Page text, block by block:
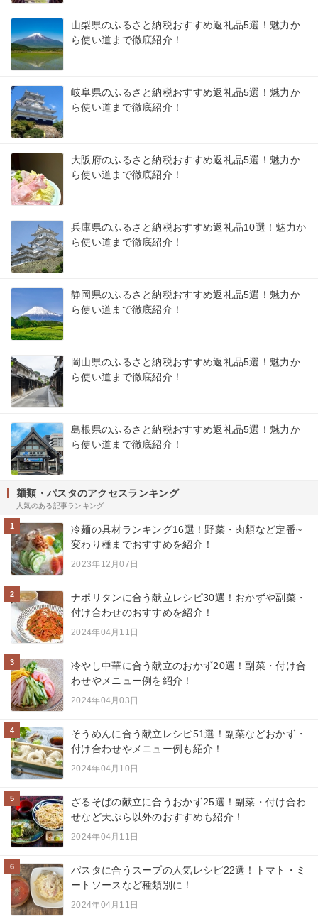
山梨県のふるさと納税おすすめ返礼品5選！魅力か
ら使い道まで徹底紹介！
岐阜県のふるさと納税おすすめ返礼品5選！魅力か
ら使い道まで徹底紹介！
大阪府のふるさと納税おすすめ返礼品5選！魅力か
ら使い道まで徹底紹介！
兵庫県のふるさと納税おすすめ返礼品10選！魅力か
ら使い道まで徹底紹介！
静岡県のふるさと納税おすすめ返礼品5選！魅力か
ら使い道まで徹底紹介！
岡山県のふるさと納税おすすめ返礼品5選！魅力か
ら使い道まで徹底紹介！
島根県のふるさと納税おすすめ返礼品5選！魅力か
ら使い道まで徹底紹介！
麺類・パスタのアクセスランキング
人気のある記事ランキング
1
冷麺の具材ランキング16選！野菜・肉類など定番~
変わり種までおすすめを紹介！
2023年12月07日
2
ナポリタンに合う献立レシピ30選！おかずや副菜・
付け合わせのおすすめを紹介！
2024年04月11日
3
冷やし中華に合う献立のおかず20選！副菜・付け合
わせやメニュー例を紹介！
2024年04月03日
4
そうめんに合う献立レシピ51選！副菜などおかず・
付け合わせやメニュー例も紹介！
2024年04月10日
5
ざるそばの献立に合うおかず25選！副菜・付け合わ
せなど天ぷら以外のおすすめも紹介！
2024年04月11日
6
パスタに合うスープの人気レシピ22選！トマト・ミ
ートソースなど種類別に！
2024年04月11日